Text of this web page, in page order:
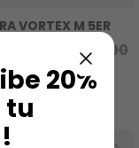
VORTEX M 5ER
1700
00
RD$425.00
20%
tu